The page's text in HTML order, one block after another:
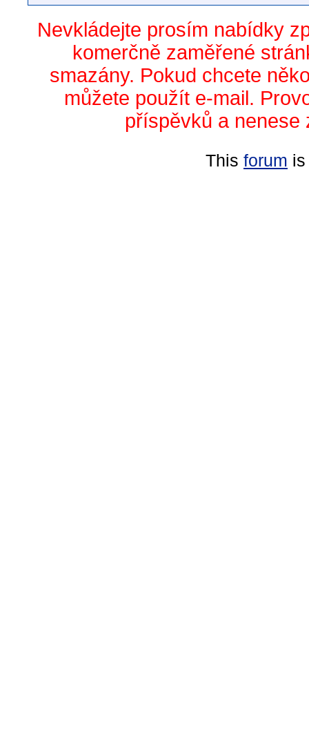
Nevkládejte prosím nabídky
komerčně zaměřené
smazány. Pokud chcete
můžete použít e-mail.
příspěvků a nenese
This forum